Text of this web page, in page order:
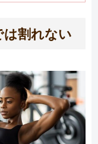
割れない